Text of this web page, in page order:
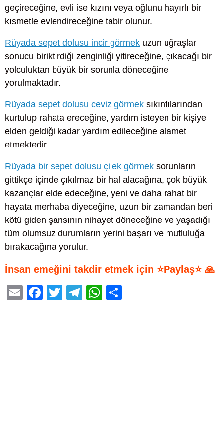
geçireceğine, evli ise kızını veya oğlunu hayırlı bir
kısmetle evlendireceğine tabir olunur.
Rüyada sepet dolusu incir görmek uzun uğraşlar
sonucu biriktirdiği zenginliği yitireceğine, çıkacağı bir
yolculuktan büyük bir sorunla döneceğine
yorulmaktadır.
Rüyada sepet dolusu ceviz görmek sıkıntılarından
kurtulup rahata ereceğine, yardım isteyen bir kişiye
elden geldiği kadar yardım edileceğine alamet
etmektedir.
Rüyada bir sepet dolusu çilek görmek sorunların
gittikçe içinde çıkılmaz bir hal alacağına, çok büyük
kazançlar elde edeceğine, yeni ve daha rahat bir
hayata merhaba diyeceğine, uzun bir zamandan beri
kötü giden şansının nihayet döneceğine ve yaşadığı
tüm olumsuz durumların yerini başarı ve mutluluğa
bırakacağına yorulur.
İnsan emeğini takdir etmek için ⭐Paylaş⭐ 🙏
E
F
T
T
W